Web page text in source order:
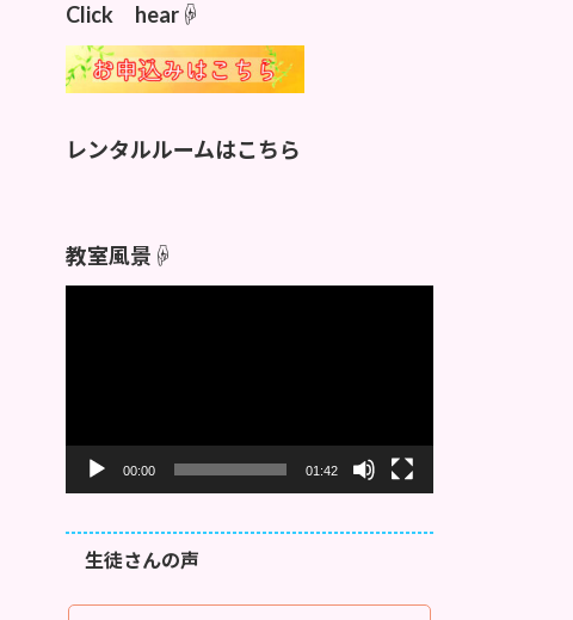
Click hear☟
レンタルルームはこちら
教室風景☟
ヤ
00:00 01:42
生徒さんの声